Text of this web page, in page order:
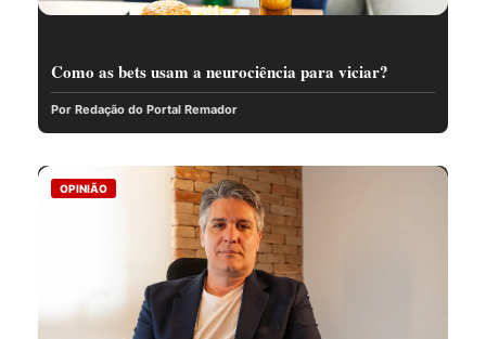
Como as bets usam a neurociência para viciar?
Por Redação do Portal Remador
OPINIÃO